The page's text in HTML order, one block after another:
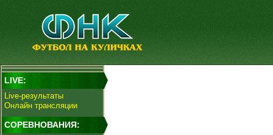
LIVE:
Live-результаты
Онлайн трансляции
СОРЕВНОВАНИЯ: